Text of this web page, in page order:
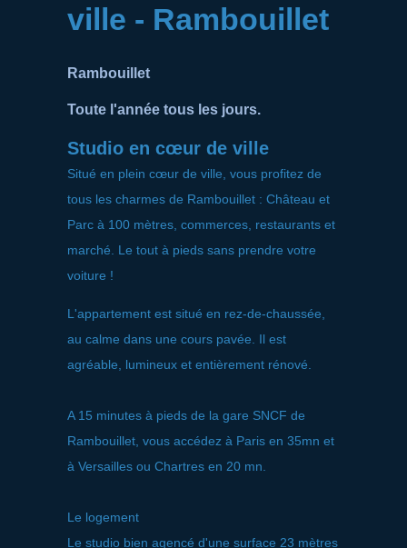
ville - Rambouillet
Rambouillet
Toute l'année tous les jours.
Studio en cœur de ville
Situé en plein cœur de ville, vous profitez de
tous les charmes de Rambouillet : Château et
Parc à 100 mètres, commerces, restaurants et
marché. Le tout à pieds sans prendre votre
voiture !
L'appartement est situé en rez-de-chaussée,
au calme dans une cours pavée. Il est
agréable, lumineux et entièrement rénové.
A 15 minutes à pieds de la gare SNCF de
Rambouillet, vous accédez à Paris en 35mn et
à Versailles ou Chartres en 20 mn.
Le logement
Le studio bien agencé d'une surface 23 mètres